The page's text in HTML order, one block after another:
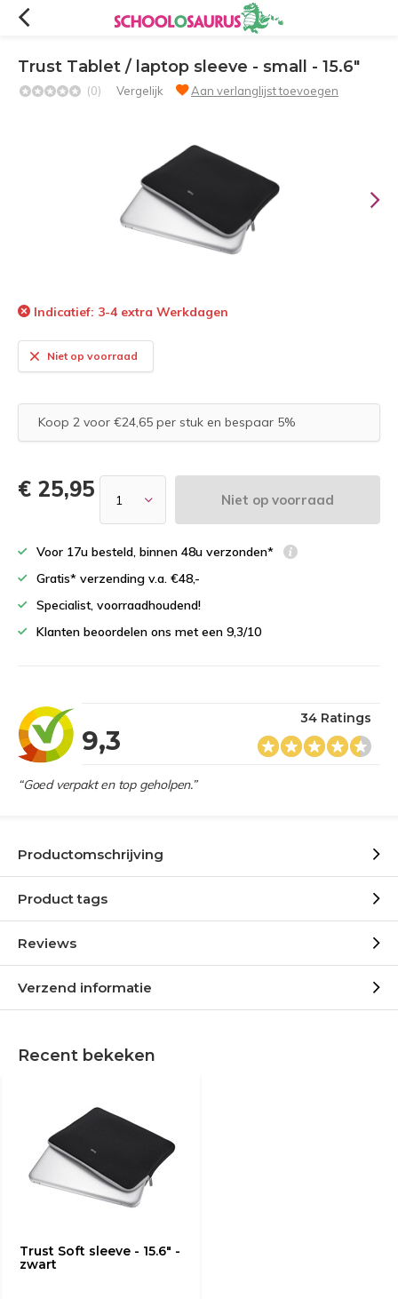
Trust Tablet / laptop sleeve - small - 15.6"
(0) Vergelijk Aan verlanglijst toevoegen
Indicatief: 3-4 extra Werkdagen
Niet op voorraad
Koop 2 voor €24,65 per stuk en bespaar 5%
€ 25,95 Niet op voorraad
Voor 17u besteld, binnen 48u verzonden*
Gratis* verzending v.a. €48,-
Specialist, voorraadhoudend!
Klanten beoordelen ons met een 9,3/10
9,3
34 Ratings
“Goed verpakt en top geholpen.”
Productomschrijving
Product tags
Reviews
Verzend informatie
Recent bekeken
Trust Soft sleeve - 15.6" -
zwart